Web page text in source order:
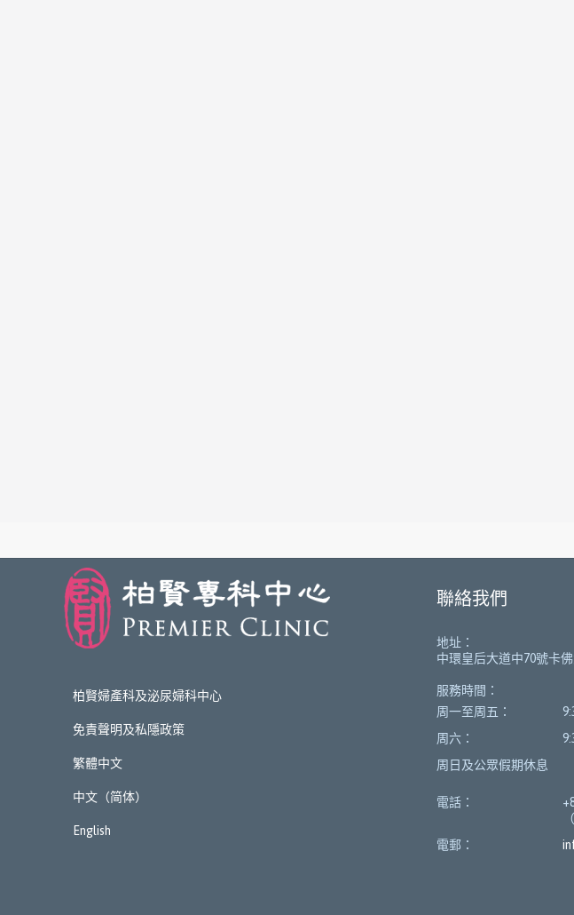
柏賢婦產科及泌尿婦科中心
免責聲明及私隱政策
繁體中文
中文（简体）
English
聯絡我們
地址：
中環皇后大道中70號卡
服務時間：
周一至周五：
周六：
周日及公眾假期休息
電話：
電郵：